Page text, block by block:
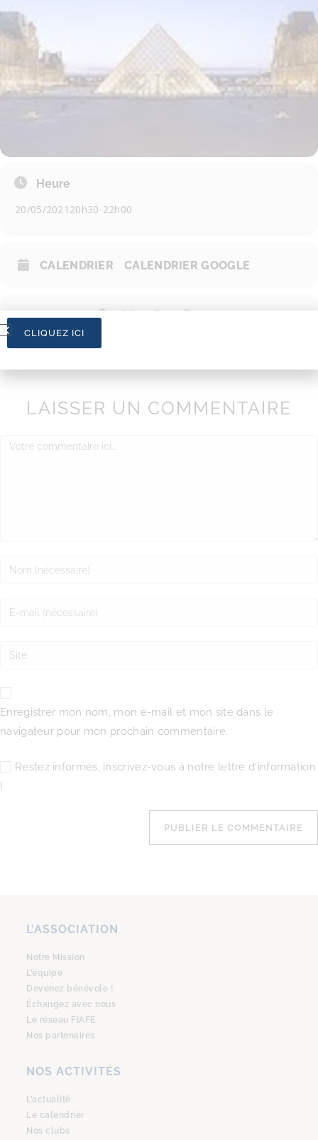
Heure
20/05/2021 20h30-22h00
CALENDRIER CALENDRIER GOOGLE
LAISSER UN COMMENTAIRE
Enregistrer mon nom, mon e-mail et mon site dans le
navigateur pour mon prochain commentaire.
Restez informés, inscrivez-vous à notre lettre d'information
!
L’ASSOCIATION
Notre Mission
L’équipe
Devenez bénévole !
Échangez avec nous
Le réseau FIAFE
Nos partenaires
NOS ACTIVITÉS
L’actualité
Le calendrier
Nos clubs
CLIQUEZ ICI